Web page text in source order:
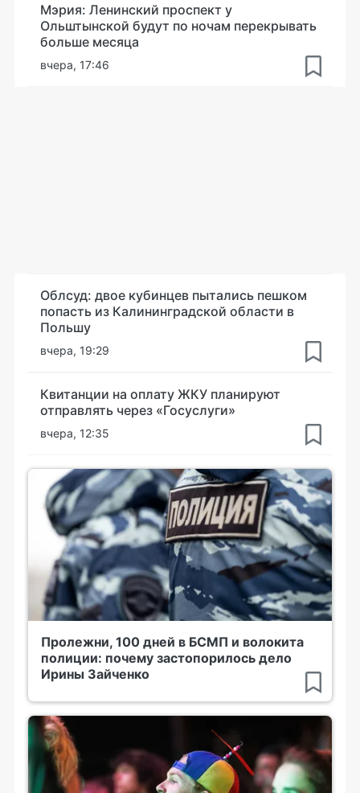
Мэрия: Ленинский проспект у
Ольштынской будут по ночам перекрывать
больше месяца
вчера, 17:46
Облсуд: двое кубинцев пытались пешком
попасть из Калининградской области в
Польшу
вчера, 19:29
Квитанции на оплату ЖКУ планируют
отправлять через «Госуслуги»
вчера, 12:35
Пролежни, 100 дней в БСМП и волокита
полиции: почему застопорилось дело
Ирины Зайченко